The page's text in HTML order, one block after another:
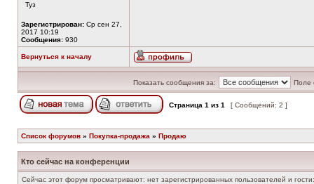
Туз
Зарегистрирован: Ср сен 27,
2017 10:19
Сообщения: 930
Вернуться к началу
Показать сообщения за: Поле
Страница 1 из 1 [ Сообщений: 2 ]
Список форумов » Покупка-продажа » Продаю
Кто сейчас на конференции
Сейчас этот форум просматривают: нет зарегистрированных пользователей и